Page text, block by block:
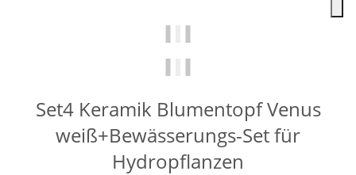
Set4 Keramik Blumentopf Venus
weiß+Bewässerungs-Set für
Hydropflanzen